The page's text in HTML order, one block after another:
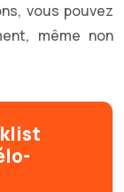
vous pouvez
même non